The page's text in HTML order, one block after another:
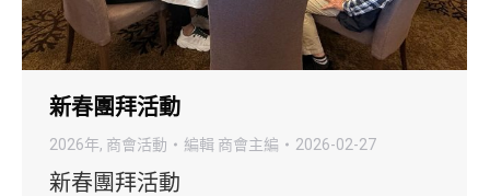
新春團拜活動
2026年, 商會活動 編輯 商會主編 2026-02-27
新春團拜活動